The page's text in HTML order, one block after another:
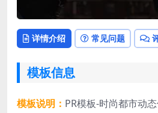
详情介绍 常见问题
模板信息
模板说明： PR模板-时尚都市动